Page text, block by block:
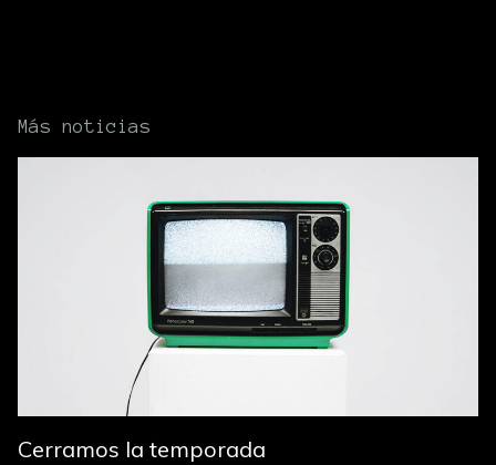
Más noticias
Cerramos la temporada